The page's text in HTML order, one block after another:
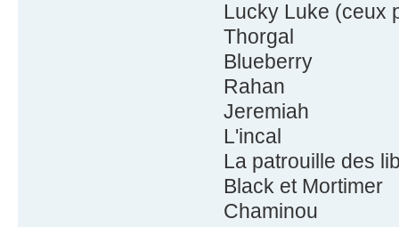
Lucky Luke (ceux
Thorgal
Blueberry
Rahan
Jeremiah
L'incal
La patrouille des
Black et Mortimer
Chaminou